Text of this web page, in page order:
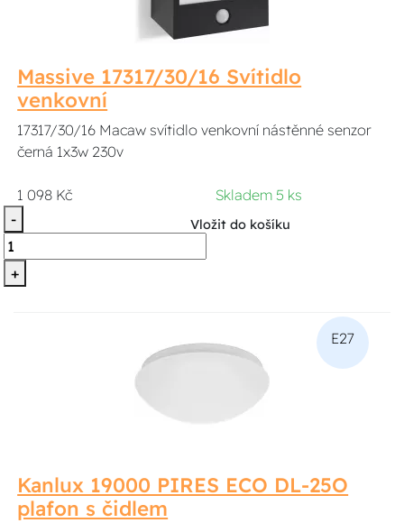
Massive 17317/30/16 Svítidlo
venkovní
17317/30/16 Macaw svítidlo venkovní nástěnné senzor
černá 1x3w 230v
1 098 Kč
Skladem 5 ks
-
+
Vložit do košíku
E27
Kanlux 19000 PIRES ECO DL-25O
plafon s čidlem